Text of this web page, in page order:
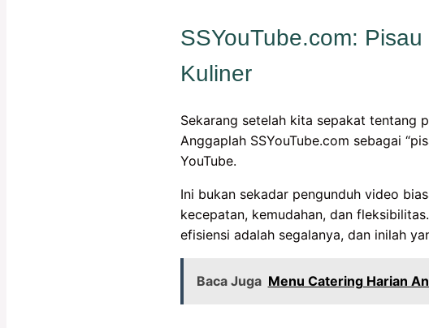
SSYouTube.com:
Kuliner
Sekarang setelah kita sepakat tentang
Anggaplah SSYouTube.com sebagai
YouTube.
Ini bukan sekadar pengunduh video
kecepatan, kemudahan, dan
efisiensi adalah segalanya, dan inilah
Baca Juga Menu Catering Harian